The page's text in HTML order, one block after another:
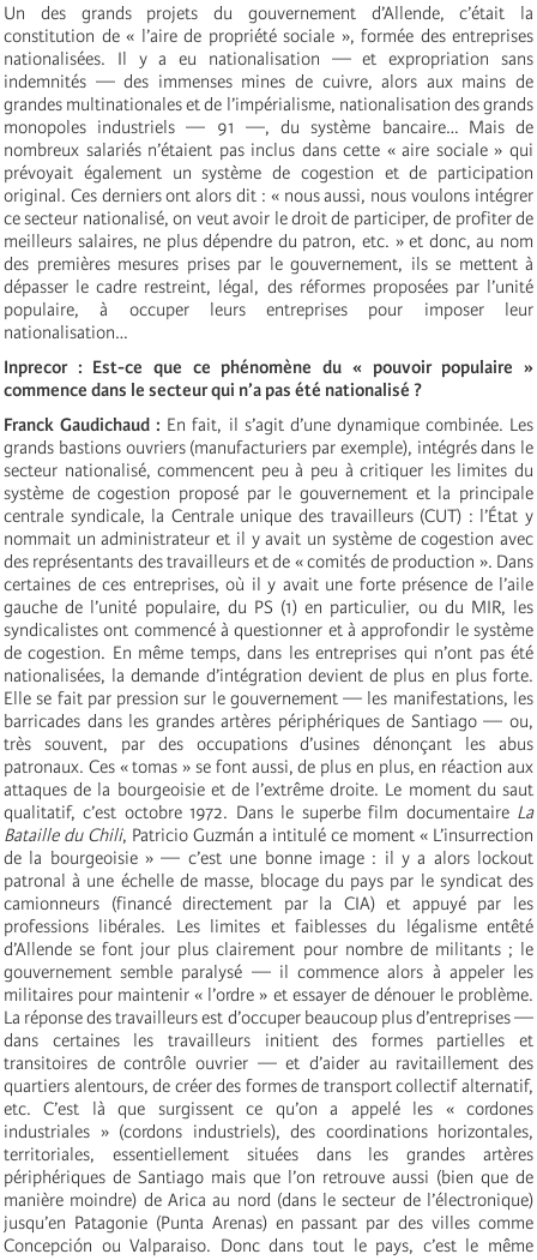
Un des grands projets du gouvernement d’Allende, c’était la
constitution de « l’aire de propriété sociale », formée des entreprises
nationalisées. Il y a eu nationalisation — et expropriation sans
indemnités — des immenses mines de cuivre, alors aux mains de
grandes multinationales et de l’impérialisme, nationalisation des grands
monopoles industriels — 91 —, du système bancaire… Mais de
nombreux salariés n’étaient pas inclus dans cette « aire sociale » qui
prévoyait également un système de cogestion et de participation
original. Ces derniers ont alors dit : « nous aussi, nous voulons intégrer
ce secteur nationalisé, on veut avoir le droit de participer, de profiter de
meilleurs salaires, ne plus dépendre du patron, etc. » et donc, au nom
des premières mesures prises par le gouvernement, ils se mettent à
dépasser le cadre restreint, légal, des réformes proposées par l’unité
populaire, à occuper leurs entreprises pour imposer leur
nationalisation…
Inprecor : Est-ce que ce phénomène du « pouvoir populaire »
commence dans le secteur qui n’a pas été nationalisé ?
Franck Gaudichaud : En fait, il s’agit d’une dynamique combinée. Les
grands bastions ouvriers (manufacturiers par exemple), intégrés dans le
secteur nationalisé, commencent peu à peu à critiquer les limites du
système de cogestion proposé par le gouvernement et la principale
centrale syndicale, la Centrale unique des travailleurs (CUT) : l’État y
nommait un administrateur et il y avait un système de cogestion avec
des représentants des travailleurs et de « comités de production ». Dans
certaines de ces entreprises, où il y avait une forte présence de l’aile
gauche de l’unité populaire, du PS (1) en particulier, ou du MIR, les
syndicalistes ont commencé à questionner et à approfondir le système
de cogestion. En même temps, dans les entreprises qui n’ont pas été
nationalisées, la demande d’intégration devient de plus en plus forte.
Elle se fait par pression sur le gouvernement — les manifestations, les
barricades dans les grandes artères périphériques de Santiago — ou,
très souvent, par des occupations d’usines dénonçant les abus
patronaux. Ces « tomas » se font aussi, de plus en plus, en réaction aux
attaques de la bourgeoisie et de l’extrême droite. Le moment du saut
qualitatif, c’est octobre 1972. Dans le superbe film documentaire La
Bataille du Chili, Patricio Guzmán a intitulé ce moment « L’insurrection
de la bourgeoisie » — c’est une bonne image : il y a alors lockout
patronal à une échelle de masse, blocage du pays par le syndicat des
camionneurs (financé directement par la CIA) et appuyé par les
professions libérales. Les limites et faiblesses du légalisme entêté
d’Allende se font jour plus clairement pour nombre de militants ; le
gouvernement semble paralysé — il commence alors à appeler les
militaires pour maintenir « l’ordre » et essayer de dénouer le problème.
La réponse des travailleurs est d’occuper beaucoup plus d’entreprises —
dans certaines les travailleurs initient des formes partielles et
transitoires de contrôle ouvrier — et d’aider au ravitaillement des
quartiers alentours, de créer des formes de transport collectif alternatif,
etc. C’est là que surgissent ce qu’on a appelé les « cordones
industriales » (cordons industriels), des coordinations horizontales,
territoriales, essentiellement situées dans les grandes artères
périphériques de Santiago mais que l’on retrouve aussi (bien que de
manière moindre) de Arica au nord (dans le secteur de l’électronique)
jusqu’en Patagonie (Punta Arenas) en passant par des villes comme
Concepción ou Valparaiso. Donc dans tout le pays, c’est le même